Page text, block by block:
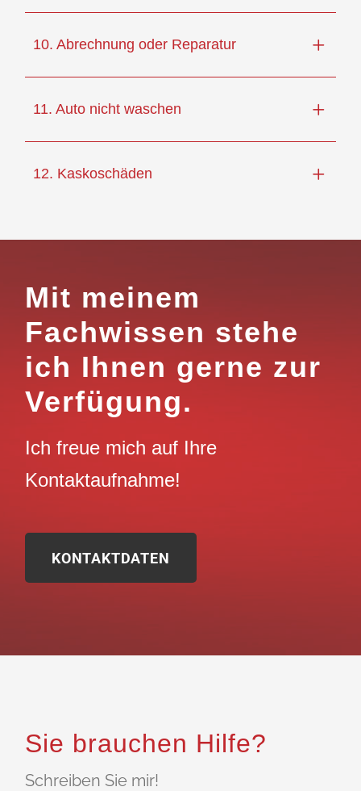
10. Abrechnung oder Reparatur
11. Auto nicht waschen
12. Kaskoschäden
Mit meinem
Fachwissen stehe
ich Ihnen gerne zur
Verfügung.
Ich freue mich auf Ihre
Kontaktaufnahme!
KONTAKTDATEN
Sie brauchen Hilfe?
Schreiben Sie mir!